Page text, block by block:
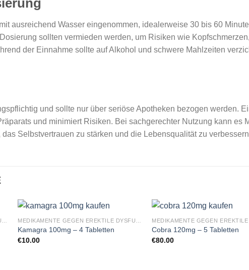
ausreichend Wasser eingenommen, idealerweise 30 bis 60
sollten vermieden werden, um Risiken wie
der Einnahme sollte auf Alkohol und schwere Mahlzeiten
und sollte nur über seriöse Apotheken bezogen werden.
und minimiert Risiken. Bei sachgerechter Nutzung kann es
Selbstvertrauen zu stärken und die Lebensqualität zu
Kamagra 100mg – 4 Tabletten
€10.00
Cobra 120mg – 5 Tabletten
€80.00